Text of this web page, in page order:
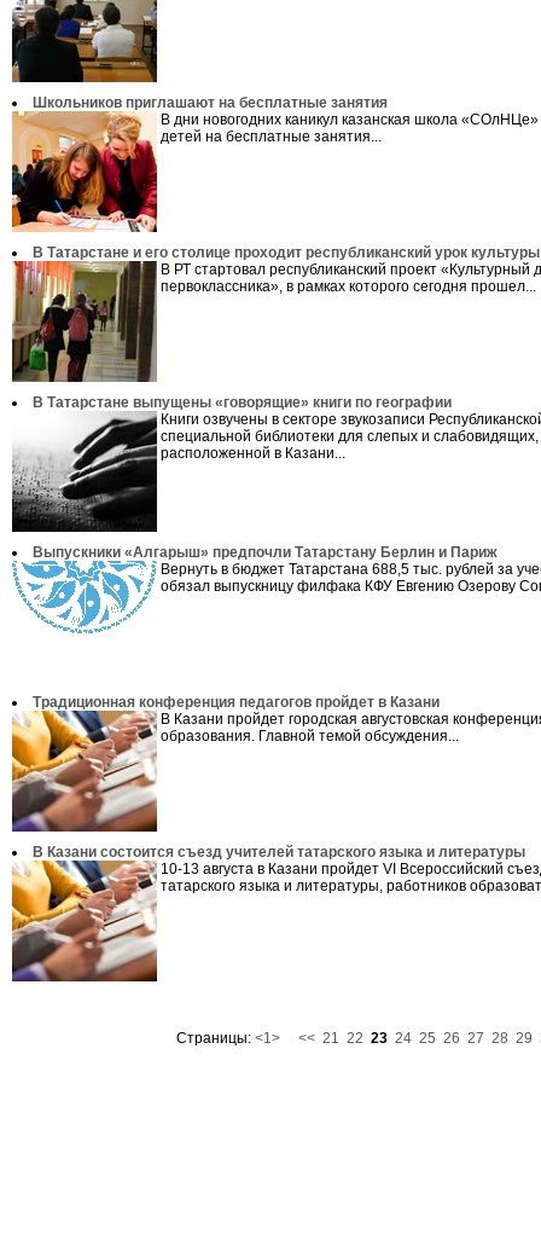
Школьников приглашают на бесплатные занятия
В дни новогодних каникул казанская школа
детей на бесплатные занятия...
В Татарстане и его столице проходит республиканский урок культуры
В РТ стартовал республиканский проект «Культурный
первоклассника», в рамках которого сегодня прошел...
В Татарстане выпущены «говорящие» книги по географии
Книги озвучены в секторе звукозаписи
специальной библиотеки для слепых и слабовидящих,
расположенной в Казани...
Выпускники «Алгарыш» предпочли Татарстану Берлин и Париж
Вернуть в бюджет Татарстана 688,5 тыс. рублей за
обязал выпускницу филфака КФУ Евгению Озерову
Традиционная конференция педагогов пройдет в Казани
В Казани пройдет городская августовская
образования. Главной темой обсуждения...
В Казани состоится съезд учителей татарского языка и литературы
10-13 августа в Казани пройдет VI Всероссийский
татарского языка и литературы, работников
Страницы: <1> << 21 22 23 24 25 26 27 28 29